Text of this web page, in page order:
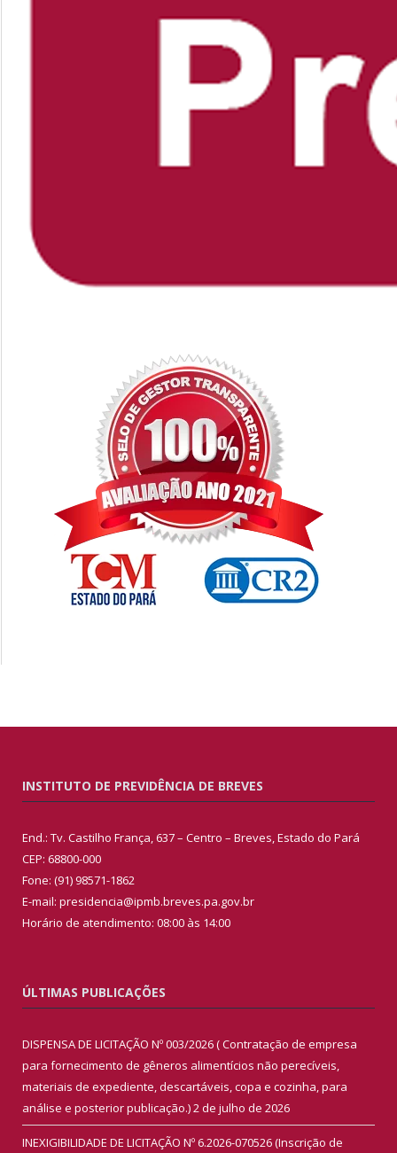
INSTITUTO DE PREVIDÊNCIA DE BREVES
End.: Tv. Castilho França, 637 – Centro – Breves, Estado do Pará
CEP: 68800-000
Fone: (91) 98571-1862
E-mail: presidencia@ipmb.breves.pa.gov.br
Horário de atendimento: 08:00 às 14:00
ÚLTIMAS PUBLICAÇÕES
DISPENSA DE LICITAÇÃO Nº 003/2026 ( Contratação de empresa
para fornecimento de gêneros alimentícios não perecíveis,
materiais de expediente, descartáveis, copa e cozinha, para
análise e posterior publicação.)2 de julho de 2026
INEXIGIBILIDADE DE LICITAÇÃO Nº 6.2026-070526 (Inscrição de